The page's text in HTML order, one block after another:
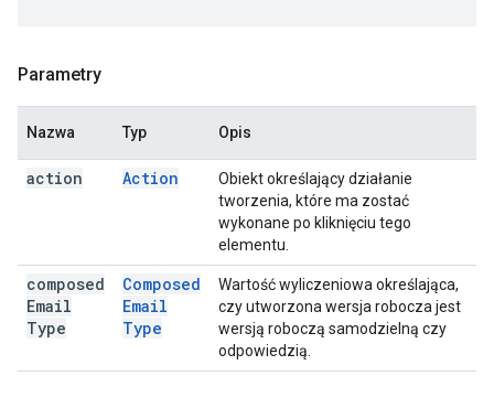
Parametry
Nazwa Typ Opis
action Action
Obiekt określający działanie
tworzenia, które ma zostać
wykonane po kliknięciu tego
elementu.
composed
Email
Type
Composed
Email
Type
Wartość wyliczeniowa określająca,
czy utworzona wersja robocza jest
wersją roboczą samodzielną czy
odpowiedzią.